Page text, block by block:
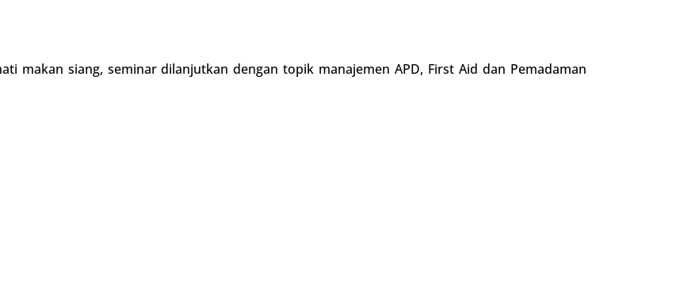
makan siang, seminar dilanjutkan dengan topik manajemen APD, First Aid dan Pemadaman